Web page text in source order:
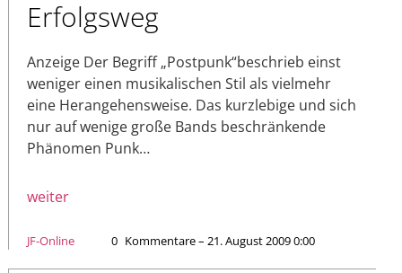
Erfolgsweg
Anzeige Der Begriff „Postpunk“beschrieb einst
weniger einen musikalischen Stil als vielmehr
eine Herangehensweise. Das kurzlebige und sich
nur auf wenige große Bands beschränkende
Phänomen Punk…
weiter
JF-Online 0 Kommentare – 21. August 2009 0:00